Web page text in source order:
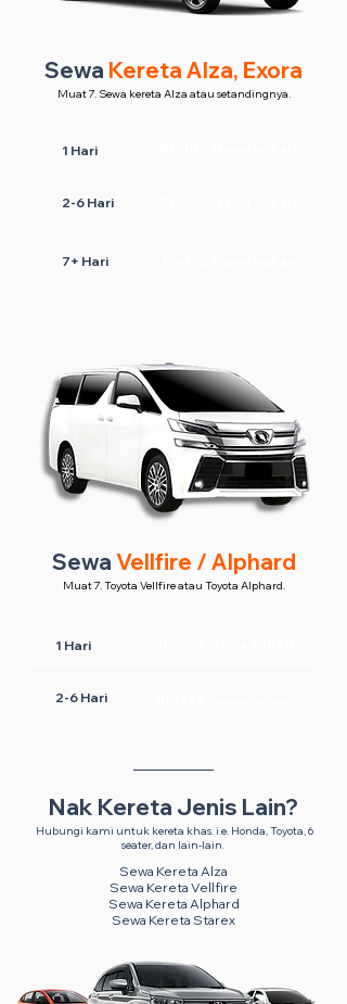
Sewa Kereta Alza, Exora
Muat 7. Sewa kereta Alza atau setandingnya.
1 Hari
2-6 Hari
7+ Hari
Sewa Vellfire / Alphard
Muat 7. Toyota Vellfire atau Toyota Alphard.
1 Hari
2-6 Hari
Nak Kereta Jenis Lain?
Hubungi kami untuk kereta khas. i.e. Honda, Toyota, 6
seater, dan lain-lain.
Sewa Kereta Alza
Sewa Kereta Vellfire
Sewa Kereta Alphard
Sewa Kereta Starex